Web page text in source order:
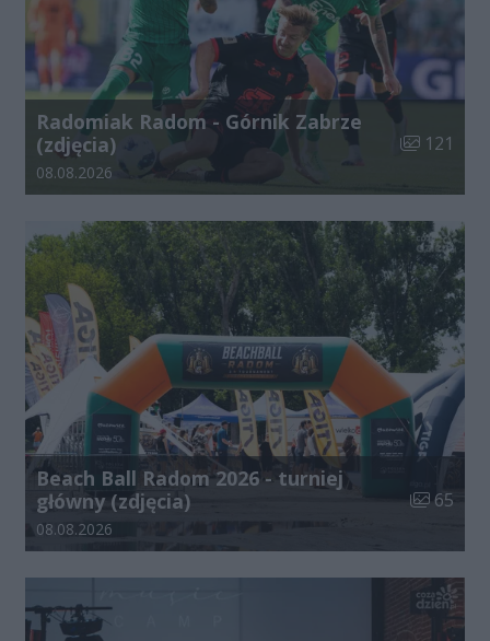
Radomiak Radom - Górnik Zabrze
(zdjęcia)
Liczba
121
Data dodania galerii:
08.08.2026
Beach Ball Radom 2026 - turniej
główny (zdjęcia)
Liczba
65
Data dodania galerii:
08.08.2026